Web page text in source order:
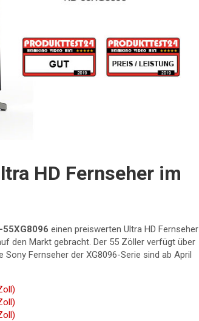
HD Fernseher im
55XG8096 einen preiswerten Ultra HD Fernseher
den Markt gebracht. Der 55 Zöller verfügt über
Fernseher der XG8096-Serie sind ab April